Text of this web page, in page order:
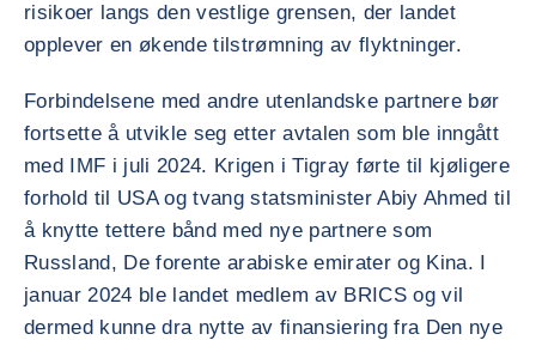
risikoer langs den vestlige grensen, der landet
opplever en økende tilstrømning av flyktninger.
Forbindelsene med andre utenlandske partnere bør
fortsette å utvikle seg etter avtalen som ble inngått
med IMF i juli 2024. Krigen i Tigray førte til kjøligere
forhold til USA og tvang statsminister Abiy Ahmed til
å knytte tettere bånd med nye partnere som
Russland, De forente arabiske emirater og Kina. I
januar 2024 ble landet medlem av BRICS og vil
dermed kunne dra nytte av finansiering fra Den nye